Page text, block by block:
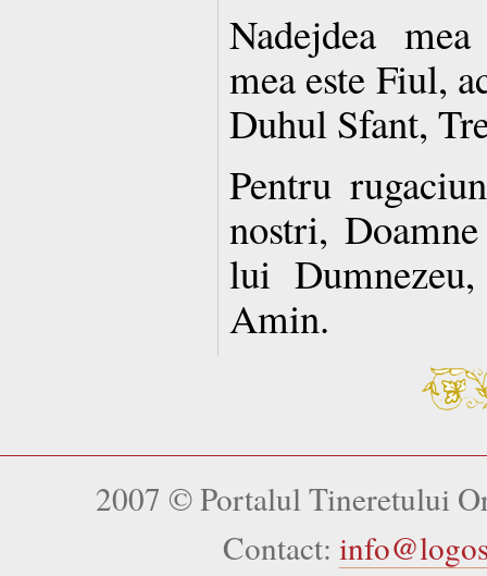
Nadejdea
mea este Fiul,
Duhul Sfant,
Pentru
nostri,
lui
Amin.
2007 © Portalul Tineretului
Contact: